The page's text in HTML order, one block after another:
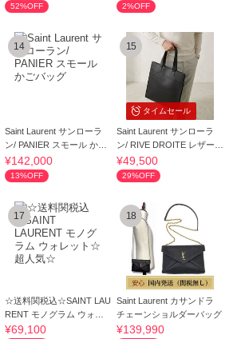
52%OFF 2%OFF
14
Saint Laurent サンローラ
ン/ PANIER スモール かご
バッグ
¥142,000
13%OFF
タイムセール
15
Saint Laurent サンローラ
ン/ RIVE DROITE レザート
ート
¥49,500
29%OFF
17
☆送料関税込☆SAINT LAU
RENT モノグラム ウォレ
ット☆超人気☆
¥69,100
18
Saint Laurent カサンドラ
チェーンショルダーバッグ
¥139,990